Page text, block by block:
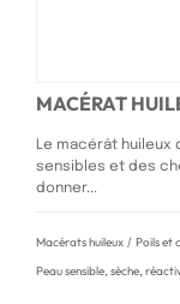
MACÉRAT
Le macérât huileux
sensibles et des
donner...
Macérats huileux / Poils et
Peau sensible, sèche,